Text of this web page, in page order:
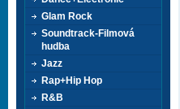
Glam Rock
Soundtrack-Filmová
hudba
Jazz
Rap+Hip Hop
R&B